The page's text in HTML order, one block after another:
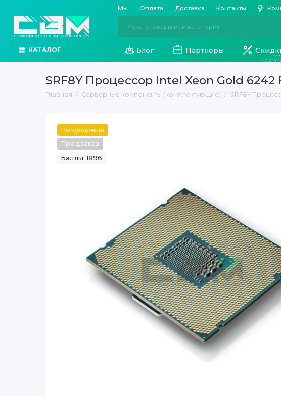
Мы Оплата Доставка Контакты
КАТАЛОГ Блог Партнеры
SRF8Y Процессор Intel Xeon Gold 6242
Главная Серверные компоненты (комплектующие) SRF8Y
Популярный
Предзаказ
Баллы: 1896